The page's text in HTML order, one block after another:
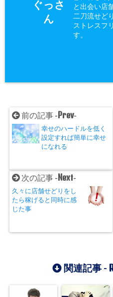
ぐっさ
ん
と出会い店
二刀流せど
ストレスフ
す。
前の記事 -Prev-
幸せのハードルを低く
設定すれば簡単に幸せ
になれる
次の記事 -Next-
久々に店舗せどりをし
たら稼げると同時に感
じた事
関連記事 -